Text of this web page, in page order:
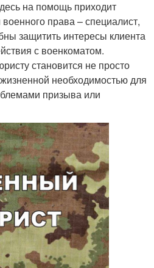
на помощь приходит
права – специалист,
защитить интересы клиента
с военкоматом.
становится не просто
необходимостью для
призыва или